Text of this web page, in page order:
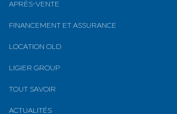
APRÈS-VENTE
FINANCEMENT ET ASSURANCE
LOCATION OLD
LIGIER GROUP
TOUT SAVOIR
ACTUALITÉS